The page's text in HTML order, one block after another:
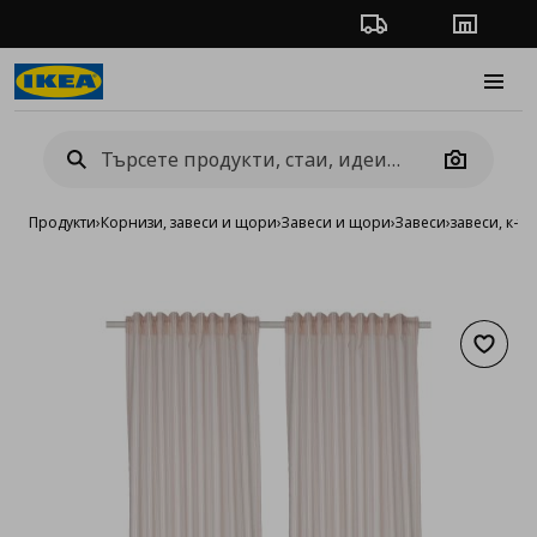
Проследяване на
Camera
Продукти›Корнизи, завеси и щори›Завеси и щори›Завеси›завеси, к-т